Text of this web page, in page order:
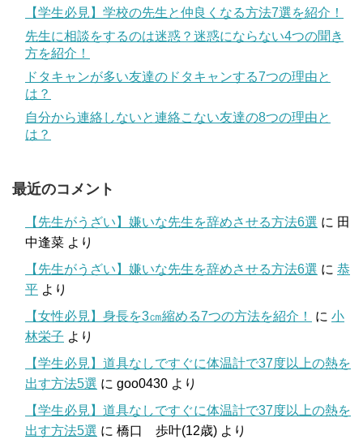
【学生必見】学校の先生と仲良くなる方法7選を紹介！
先生に相談をするのは迷惑？迷惑にならない4つの聞き
方を紹介！
ドタキャンが多い友達のドタキャンする7つの理由と
は？
自分から連絡しないと連絡こない友達の8つの理由と
は？
最近のコメント
【先生がうざい】嫌いな先生を辞めさせる方法6選 に 田
中逢菜 より
【先生がうざい】嫌いな先生を辞めさせる方法6選 に 恭
平 より
【女性必見】身長を3㎝縮める7つの方法を紹介！
に 小
林栄子 より
【学生必見】道具なしですぐに体温計で37度以上の熱を
出す方法5選 に goo0430 より
【学生必見】道具なしですぐに体温計で37度以上の熱を
出す方法5選 に 橋口 歩叶(12歳) より